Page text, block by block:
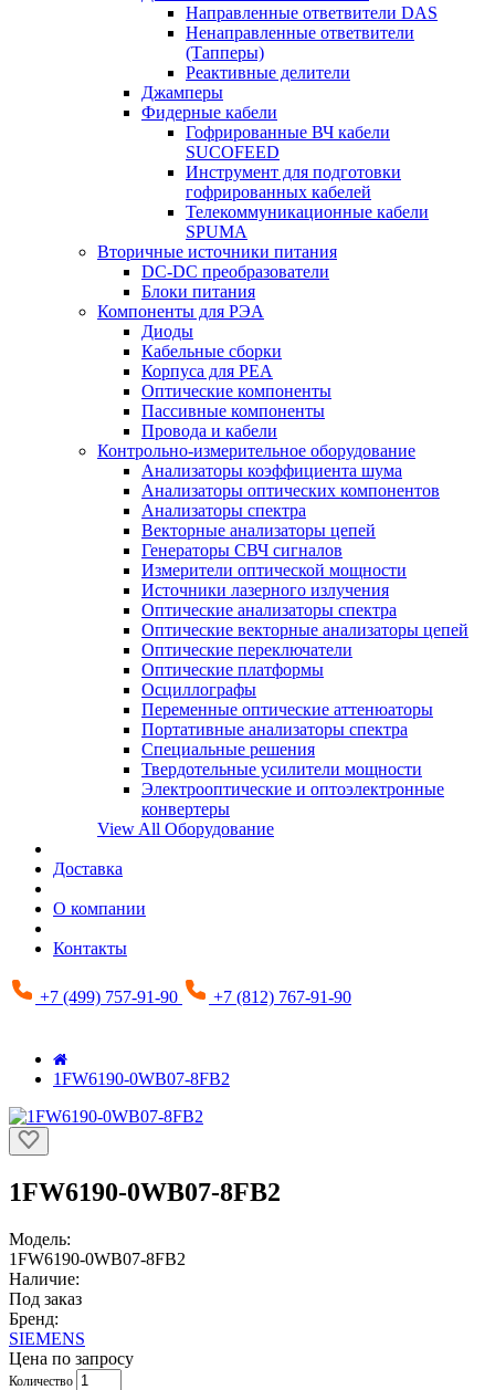
Направленные ответвители DAS
Ненаправленные ответвители
(Тапперы)
Реактивные делители
Джамперы
Фидерные кабели
Гофрированные ВЧ кабели
SUCOFEED
Инструмент для подготовки
гофрированных кабелей
Телекоммуникационные кабели
SPUMA
Вторичные источники питания
DC-DC преобразователи
Блоки питания
Компоненты для РЭА
Диоды
Кабельные сборки
Корпуса для РЕА
Оптические компоненты
Пассивные компоненты
Провода и кабели
Контрольно-измерительное оборудование
Анализаторы коэффициента шума
Анализаторы оптических компонентов
Анализаторы спектра
Векторные анализаторы цепей
Генераторы СВЧ сигналов
Измерители оптической мощности
Источники лазерного излучения
Оптические анализаторы спектра
Оптические векторные анализаторы цепей
Оптические переключатели
Оптические платформы
Осциллографы
Переменные оптические аттенюаторы
Портативные анализаторы спектра
Специальные решения
Твердотельные усилители мощности
Электрооптические и оптоэлектронные
конвертеры
View All Оборудование
Доставка
О компании
Контакты
+7 (499) 757-91-90 +7 (812) 767-91-90
1FW6190-0WB07-8FB2
1FW6190-0WB07-8FB2
Модель:
1FW6190-0WB07-8FB2
Наличие:
Под заказ
Бренд:
SIEMENS
Цена по запросу
Количество